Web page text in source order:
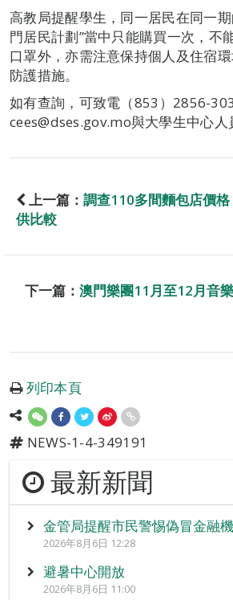
高教局提醒學生，同一居民在同一
門居民計劃”當中只能購買一次，不
口罩外，亦需注意保持個人及住宿
防護措施。
如有查詢，可致電（853）2856-
cees@dses.gov.mo與大學生中心人
上一篇： 調查110多間麵包店價格
供比較
下一篇： 澳門樂團11月至12月音
列印本頁
NEWS-1-4-349191
最新新聞
金管局提醒市民警惕偽冒金融
2026年8月6日 12:28
避暑中心開放
2026年8月6日 11:00